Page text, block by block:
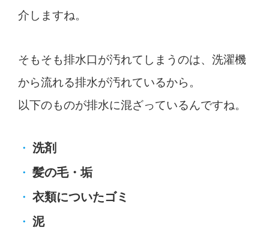
介しますね。
そもそも排水口が汚れてしまうのは、洗濯機
から流れる排水が汚れているから。
以下のものが排水に混ざっているんですね。
洗剤
髪の毛・垢
衣類についたゴミ
泥